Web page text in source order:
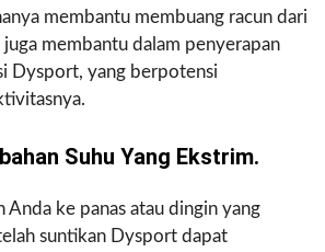
membantu membuang racun dari
membantu dalam penyerapan
Dysport, yang berpotensi
Suhu Yang Ekstrim.
Anda ke panas atau dingin yang
suntikan Dysport dapat